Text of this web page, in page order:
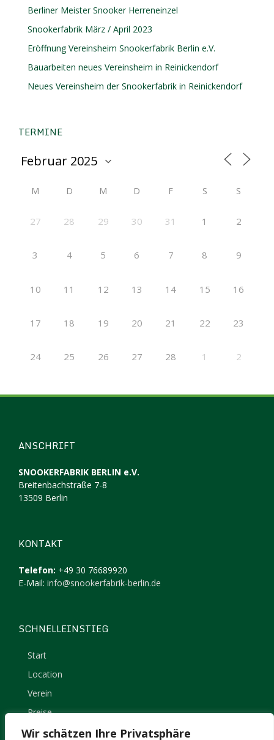
Wir schätzen Ihre Privatsphäre
Berliner Meister Snooker Herreneinzel
Snookerfabrik März / April 2023
Eröffnung Vereinsheim Snookerfabrik Berlin e.V.
Bauarbeiten neues Vereinsheim in Reinickendorf
Neues Vereinsheim der Snookerfabrik in Reinickendorf
TERMINE
M D M D F S S
27 28 29 30 31 1 2
3 4 5 6 7 8 9
10 11 12 13 14 15 16
17 18 19 20 21 22 23
24 25 26 27 28 1 2
ANSCHRIFT
SNOOKERFABRIK BERLIN e.V.
Breitenbachstraße 7-8
13509 Berlin
KONTAKT
Telefon: +49 30 76689920
E-Mail: info@snookerfabrik-berlin.de
SCHNELLEINSTIEG
Start
Location
Verein
Preise
Kontakt